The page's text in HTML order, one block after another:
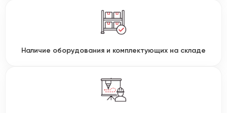
Наличие оборудования и комплектующих на складе